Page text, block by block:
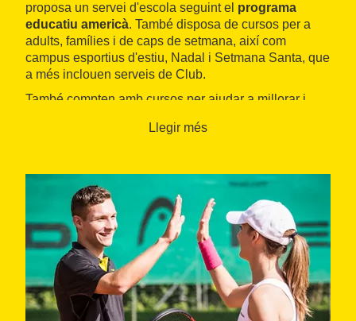
proposa un servei d'escola seguint el programa
educatiu americà. També disposa de cursos per a
adults, famílies i de caps de setmana, així com
campus esportius d'estiu, Nadal i Setmana Santa, que
a més inclouen serveis de Club.
També compten amb cursos per ajudar a millorar i
o amb les classes particulars per a nens i
Les instal·lacions inclouen unservei de restauració,
dietes especials i el
restaurant La Masia.
Llegir més